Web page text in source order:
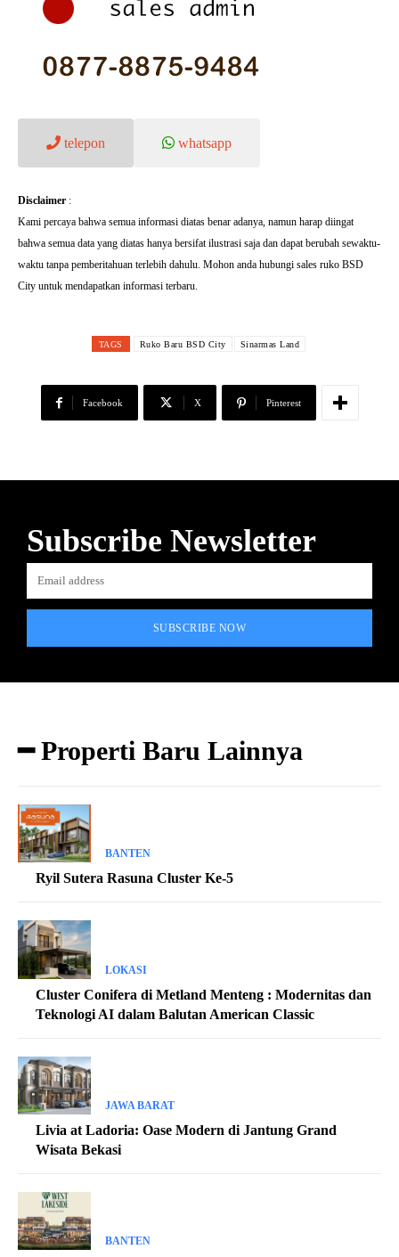
telepon whatsapp
Disclaimer :
Kami percaya bahwa semua informasi diatas benar adanya, namun harap diingat
bahwa semua data yang diatas hanya bersifat ilustrasi saja dan dapat berubah sewaktu-
waktu tanpa pemberitahuan terlebih dahulu. Mohon anda hubungi sales ruko BSD
City untuk mendapatkan informasi terbaru.
TAGS Ruko Baru BSD City Sinarmas Land
Facebook X Pinterest
Subscribe Newsletter
SUBSCRIBE NOW
━ Properti Baru Lainnya
BANTEN
Ryil Sutera Rasuna Cluster Ke-5
LOKASI
Cluster Conifera di Metland Menteng : Modernitas dan
Teknologi AI dalam Balutan American Classic
JAWA BARAT
Livia at Ladoria: Oase Modern di Jantung Grand
Wisata Bekasi
BANTEN